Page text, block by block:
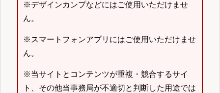
※デザインカンプなどにはご使用いただけませ
ん。
※スマートフォンアプリにはご使用いただけませ
ん。
※当サイトとコンテンツが重複・競合するサイ
ト、その他当事務局が不適切と判断した用途では